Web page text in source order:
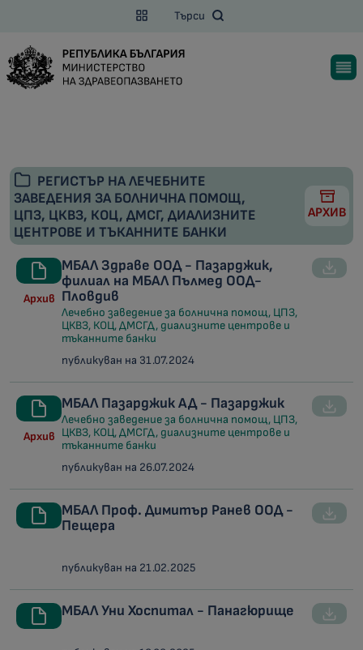
Търси
РЕГИСТЪР НА ЛЕЧЕБНИТЕ
ЗАВЕДЕНИЯ ЗА БОЛНИЧНА ПОМОЩ,
ЦПЗ, ЦКВЗ, КОЦ, ДМСГ, ДИАЛИЗНИТЕ
ЦЕНТРОВЕ И ТЪКАННИТЕ БАНКИ
АРХИВ
Архив
МБАЛ Здраве ООД - Пазарджик,
филиал на МБАЛ Пълмед ООД-
Пловдив
Лечебно заведение за болнична помощ, ЦПЗ,
ЦКВЗ, КОЦ, ДМСГД, диализните центрове и
тъканните банки
публикуван на 31.07.2024
Архив
МБАЛ Пазарджик АД - Пазарджик
Лечебно заведение за болнична помощ, ЦПЗ,
ЦКВЗ, КОЦ, ДМСГД, диализните центрове и
тъканните банки
публикуван на 26.07.2024
МБАЛ Проф. Димитър Ранев ООД -
Пещера
публикуван на 21.02.2025
МБАЛ Уни Хоспитал - Панагюрище